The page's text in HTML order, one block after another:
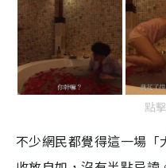
點
不少網民都覺得這一場